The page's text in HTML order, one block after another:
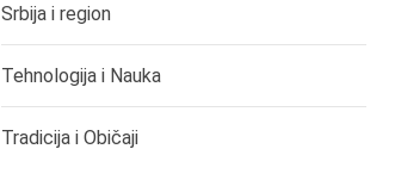
Srbija i region
Tehnologija i Nauka
Tradicija i Običaji